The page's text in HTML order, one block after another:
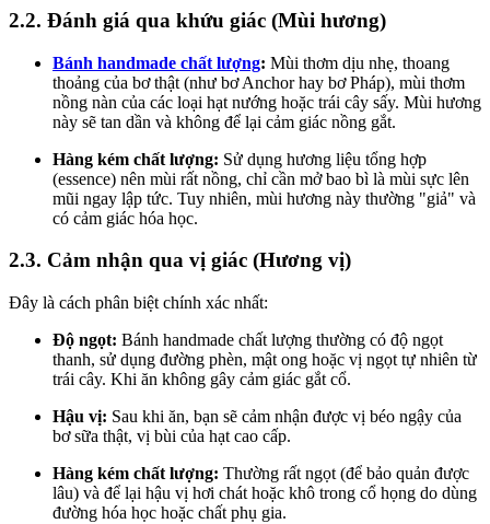
2.2. Đánh giá qua khứu giác (Mùi hương)
Bánh handmade chất lượng: Mùi thơm dịu nhẹ, thoang
thoảng của bơ thật (như bơ Anchor hay bơ Pháp), mùi thơm
nồng nàn của các loại hạt nướng hoặc trái cây sấy. Mùi hương
này sẽ tan dần và không để lại cảm giác nồng gắt.
Hàng kém chất lượng: Sử dụng hương liệu tổng hợp
(essence) nên mùi rất nồng, chỉ cần mở bao bì là mùi sực lên
mũi ngay lập tức. Tuy nhiên, mùi hương này thường "giả" và
có cảm giác hóa học.
2.3. Cảm nhận qua vị giác (Hương vị)
Đây là cách phân biệt chính xác nhất:
Độ ngọt: Bánh handmade chất lượng thường có độ ngọt
thanh, sử dụng đường phèn, mật ong hoặc vị ngọt tự nhiên từ
trái cây. Khi ăn không gây cảm giác gắt cổ.
Hậu vị: Sau khi ăn, bạn sẽ cảm nhận được vị béo ngậy của
bơ sữa thật, vị bùi của hạt cao cấp.
Hàng kém chất lượng: Thường rất ngọt (để bảo quản được
lâu) và để lại hậu vị hơi chát hoặc khô trong cổ họng do dùng
đường hóa học hoặc chất phụ gia.